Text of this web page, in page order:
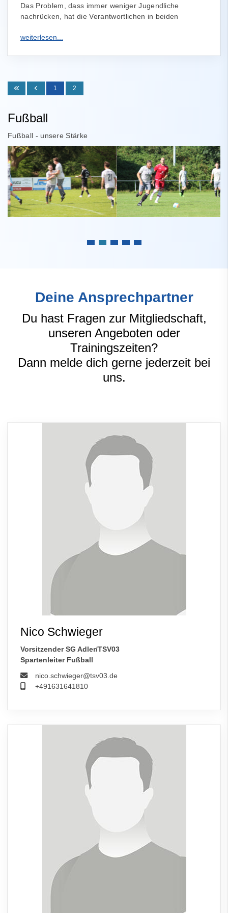
Das Problem, dass immer weniger Jugendliche
nachrücken, hat die Verantwortlichen in beiden
1 2
Fußball
Fußball - unsere Stärke
Deine Ansprechpartner
Du hast Fragen zur Mitgliedschaft,
unseren Angeboten oder
Trainingszeiten?
Dann melde dich gerne jederzeit bei
uns.
Nico Schwieger
Vorsitzender SG Adler/TSV03
Spartenleiter Fußball
nico.schwieger@tsv03.de
+491631641810